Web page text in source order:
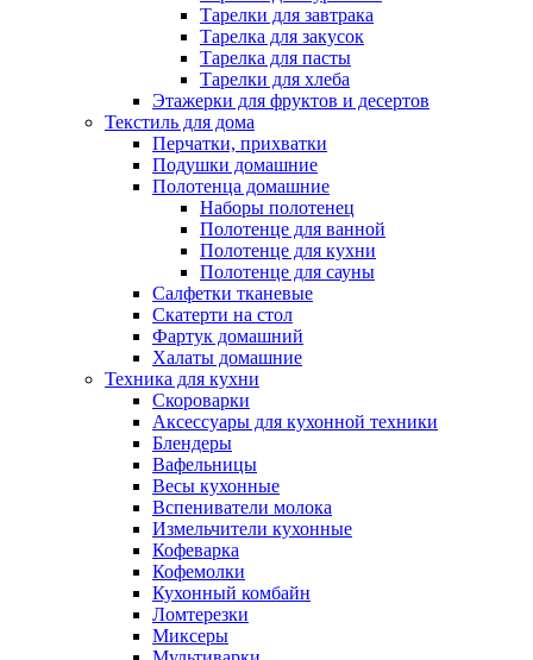
Тарелки для завтрака
Тарелка для закусок
Тарелка для пасты
Тарелки для хлеба
Этажерки для фруктов и десертов
Текстиль для дома
Перчатки, прихватки
Подушки домашние
Полотенца домашние
Наборы полотенец
Полотенце для ванной
Полотенце для кухни
Полотенце для сауны
Салфетки тканевые
Скатерти на стол
Фартук домашний
Халаты домашние
Техника для кухни
Скороварки
Аксессуары для кухонной техники
Блендеры
Вафельницы
Весы кухонные
Вспениватели молока
Измельчители кухонные
Кофеварка
Кофемолки
Кухонный комбайн
Ломтерезки
Миксеры